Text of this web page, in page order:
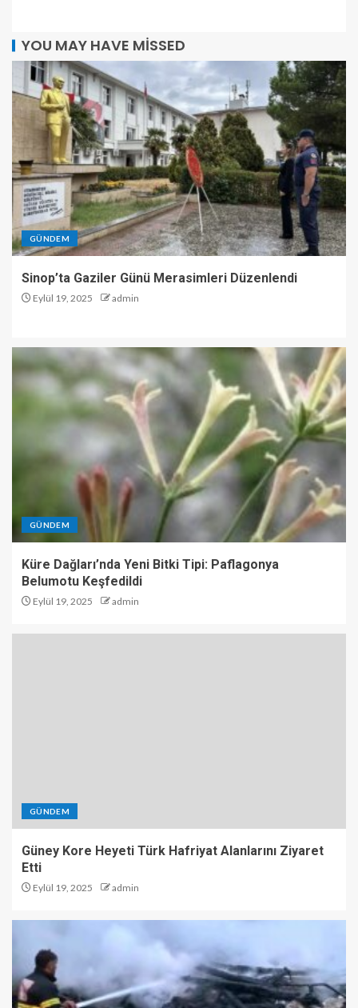
YOU MAY HAVE MISSED
GÜNDEM
Sinop’ta Gaziler Günü Merasimleri Düzenlendi
Eylül 19, 2025 admin
GÜNDEM
Küre Dağları’nda Yeni Bitki Tipi: Paflagonya
Belumotu Keşfedildi
Eylül 19, 2025 admin
GÜNDEM
Güney Kore Heyeti Türk Hafriyat Alanlarını Ziyaret
Etti
Eylül 19, 2025 admin